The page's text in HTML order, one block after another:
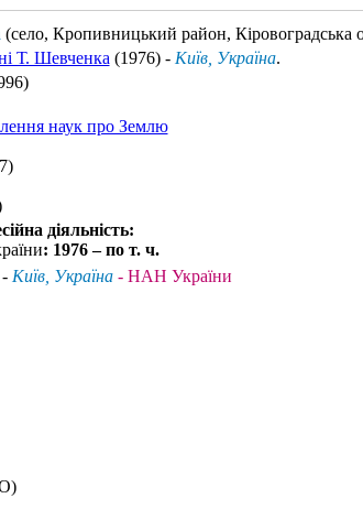
(село, Кропивницький район, Кіровоградська
Т. Шевченка (1976) -Київ, Україна.
наук про Землю
діяльність:
: 1976 – по т. ч.
Київ, Україна- НАН України